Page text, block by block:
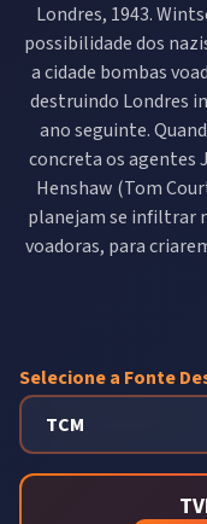
Londres, 1943.
possibilidade dos
a cidade bombas
destruindo Londres
ano seguinte.
concreta os agentes
Henshaw (Tom
planejam se infiltrar
voadoras, para
Selecione a Fonte